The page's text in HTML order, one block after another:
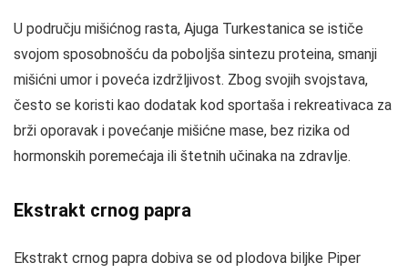
U području mišićnog rasta, Ajuga Turkestanica se ističe
svojom sposobnošću da poboljša sintezu proteina, smanji
mišićni umor i poveća izdržljivost. Zbog svojih svojstava,
često se koristi kao dodatak kod sportaša i rekreativaca za
brži oporavak i povećanje mišićne mase, bez rizika od
hormonskih poremećaja ili štetnih učinaka na zdravlje.
Ekstrakt crnog papra
Ekstrakt crnog papra dobiva se od plodova biljke Piper